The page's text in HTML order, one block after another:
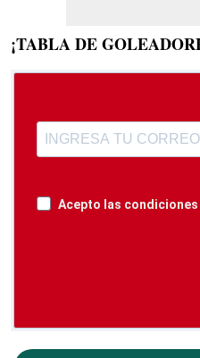
¡TABLA DE
Acepto las